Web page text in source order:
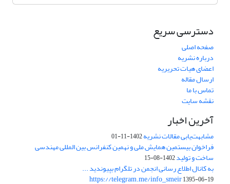
دسترسی سریع
صفحه اصلی
درباره نشریه
اعضای هیات تحریریه
ارسال مقاله
تماس با ما
نقشه سایت
آخرین اخبار
مشابهت‌یابی مقالات نشریه1402-11-01
فراخوان بیستمین همایش ملی و نهمین کنفرانس بین المللی مهندسی
ساخت و تولید1402-08-15
به کانال اطلاع رسانی انجمن در تلگرام بپیوندید ...
https://telegram.me/info_smeir1395-06-19